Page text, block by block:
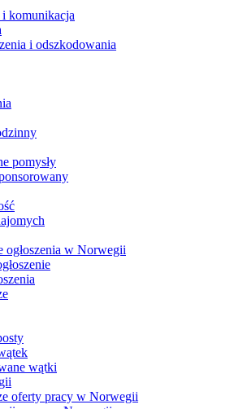
i komunikacja
i odszkodowania
pomysły
ogłoszenia w Norwegii
wątki
oferty pracy w Norwegii